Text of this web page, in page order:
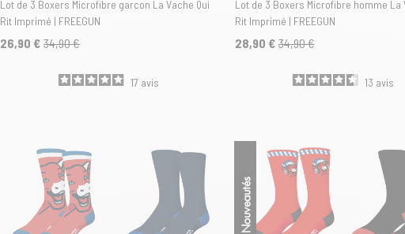
Lot de 3 Boxers Microfibre garcon La Vache Qui
Rit Imprimé | FREEGUN
26,90 € 34,90 €
17 avis
Lot de 3 Boxers Microfibre homme La
Rit Imprimé | FREEGUN
28,90 € 34,90 €
13 avis
Nouveautés